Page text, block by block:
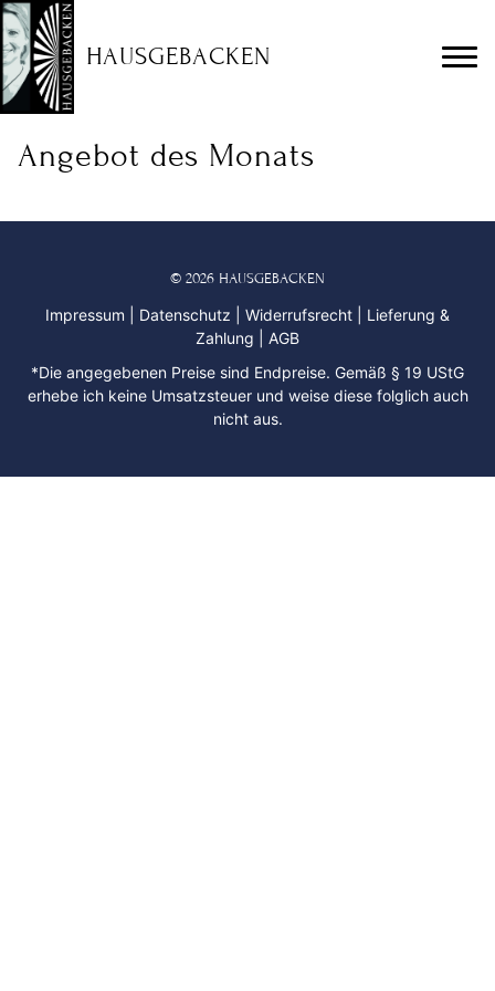
HAUSGEBACKEN
Angebot des Monats
© 2026 HAUSGEBACKEN
Impressum Datenschutz Widerrufsrecht
Lieferung &
Zahlung
AGB
*Die angegebenen Preise sind Endpreise. Gemäß § 19 UStG
erhebe ich keine Umsatzsteuer und weise diese folglich auch
nicht aus.